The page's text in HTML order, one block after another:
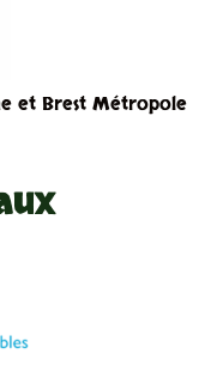
et Brest Métropole